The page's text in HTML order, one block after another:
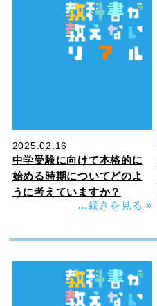
2025.02.16
中学受験に向けて本格的に
始める時期についてどのよ
うに考えていますか？
…続きを見る »